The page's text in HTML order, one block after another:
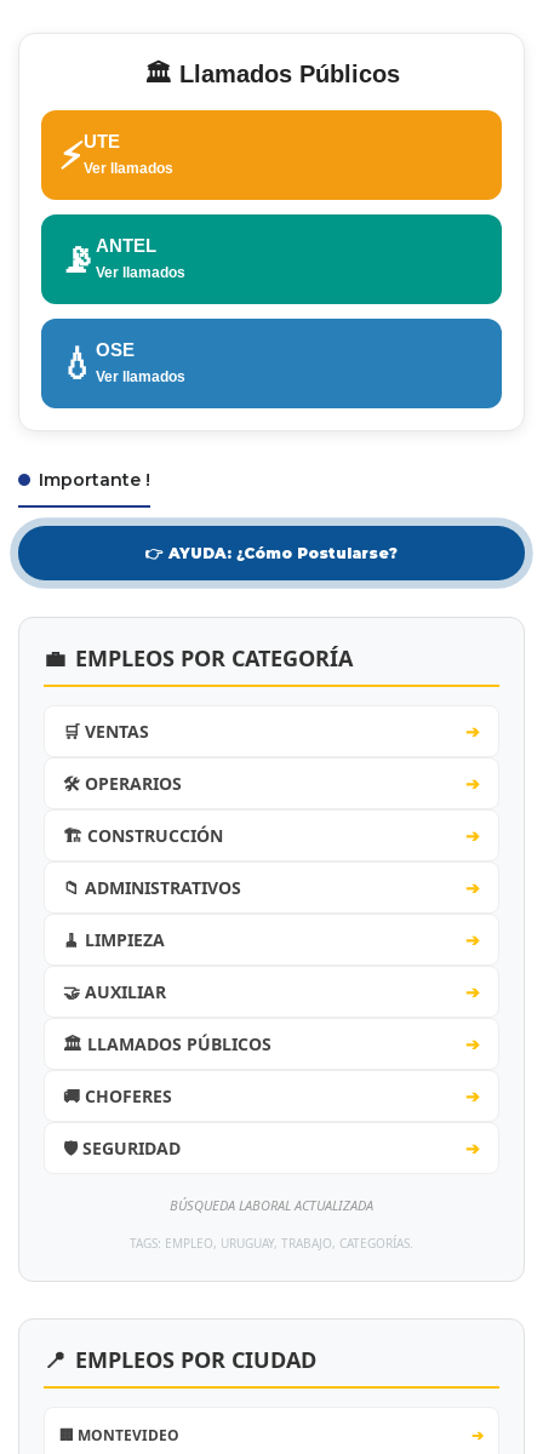
🏛️ Llamados Públicos
⚡UTE
Ver llamados
📡 ANTEL
Ver llamados
💧 OSE
Ver llamados
Importante !
👉 AYUDA: ¿Cómo Postularse?
💼 EMPLEOS POR CATEGORÍA
🛒 VENTAS ➔
🛠️ OPERARIOS ➔
🏗️ CONSTRUCCIÓN ➔
📁 ADMINISTRATIVOS ➔
🧹 LIMPIEZA ➔
🤝 AUXILIAR ➔
🏛️ LLAMADOS PÚBLICOS ➔
🚚 CHOFERES ➔
🛡️ SEGURIDAD ➔
BÚSQUEDA LABORAL ACTUALIZADA
TAGS: EMPLEO, URUGUAY, TRABAJO, CATEGORÍAS.
📍 EMPLEOS POR CIUDAD
🏢 MONTEVIDEO ➔